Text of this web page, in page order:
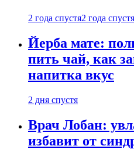
2 года спустя2 года спустя
Йерба мате:
пить чай, как
напитка вкус
2 дня спустя
Врач Лобан:
избавит от